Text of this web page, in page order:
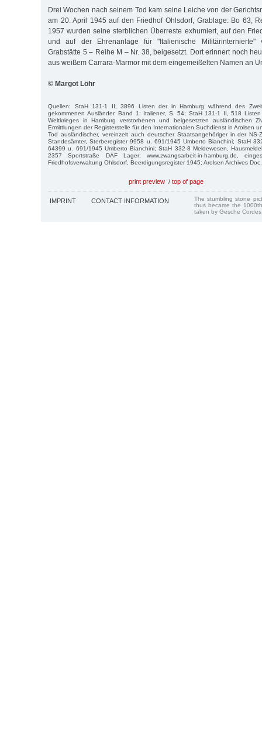
Drei Wochen nach seinem Tod kam seine Leiche von der
am 20. April 1945 auf den Friedhof Ohlsdorf, Grablage: Bo 63,
1957 wurden seine sterblichen Überreste exhumiert, auf den
und auf der Ehrenanlage für "Italienische Militärinternierte"
Grabstätte 5 – Reihe M – Nr. 38, beigesetzt. Dort erinnert noch
aus weißem Carrara-Marmor mit dem eingemeißelten Namen an
© Margot Löhr
Quellen: StaH 131-1 II, 3896 Listen der in Hamburg während des
gekommenen Ausländer. Band 1: Italiener, S. 54; StaH 131-1 II, 518
Weltkrieges in Hamburg verstorbenen und beigesetzten ausländischen
Ermittlungen der Registerstelle für den Internationalen Suchdienst in Arolsen
Tod ausländischer, vereinzelt auch deutscher Staatsangehöriger in der
Standesämter, Sterberegister 9958 u. 691/1945 Umberto Bianchini; StaH
64399 u. 691/1945 Umberto Bianchini; StaH 332-8 Meldewesen,
2357 Sportstraße DAF Lager; www.zwangsarbeit-in-hamburg.de,
Friedhofsverwaltung Ohlsdorf, Beerdigungsregister 1945; Arolsen Archives
print preview / top of page
IMPRINT CONTACT INFORMATION
The stumbling stone
thus became the
taken by Gesche